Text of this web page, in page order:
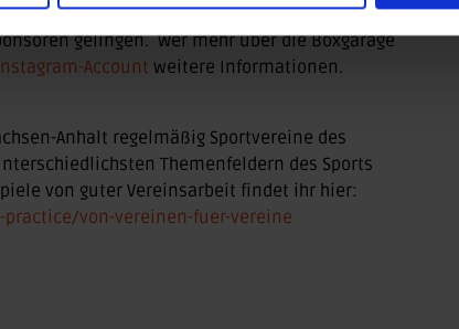
Vorhaben kann jedoch nur mit
gelingen. Wer mehr über die Boxgarage
Account weitere Informationen.
Anhalt regelmäßig Sportvereine des
Themenfeldern des Sports
von guter Vereinsarbeit findet ihr hier:
von-vereinen-fuer-vereine